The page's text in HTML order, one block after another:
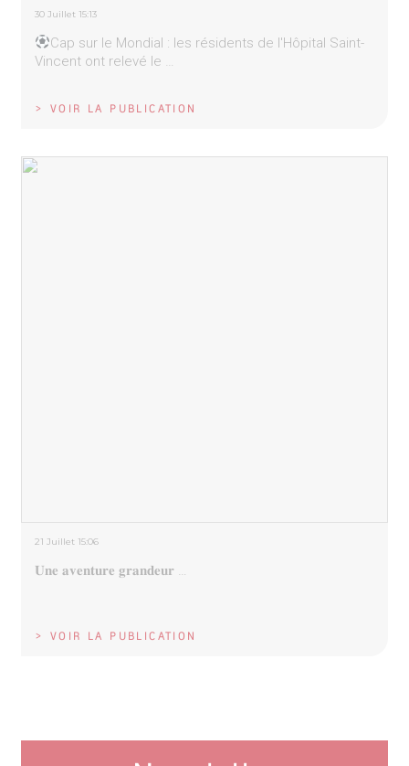
30 Juillet 15:13
Cap sur le Mondial : les résidents de l'Hôpital Saint-
Vincent ont relevé le …
> VOIR LA PUBLICATION
21 Juillet 15:06
𝐔𝐧𝐞 𝐚𝐯𝐞𝐧𝐭𝐮𝐫𝐞 𝐠𝐫𝐚𝐧𝐝𝐞𝐮𝐫 …
> VOIR LA PUBLICATION